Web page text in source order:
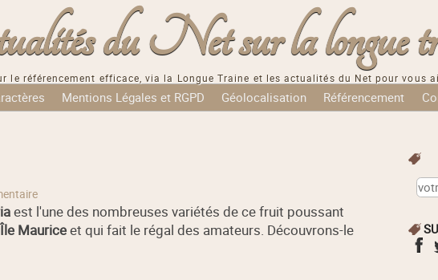
du Net sur la longue
le référencement efficace, via la Longue Traine et les actualités du Net pour vous
Mentions Légales et RGPD Géolocalisation Référencement
est l'une des nombreuses variétés de ce fruit poussant
Île Mauriceet qui fait le régal des amateurs. Découvrons-le